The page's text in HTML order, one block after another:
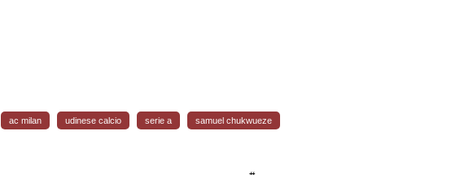
ac milan udinese calcio serie a samuel chukwueze